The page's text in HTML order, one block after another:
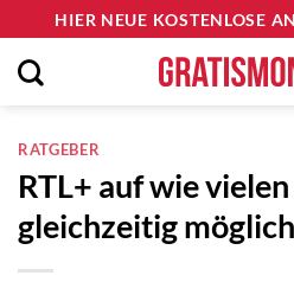
Inhalt
springen
HIER NEUE KOSTENLOSE
RATGEBER
RTL+ auf wie
gleichzeitig